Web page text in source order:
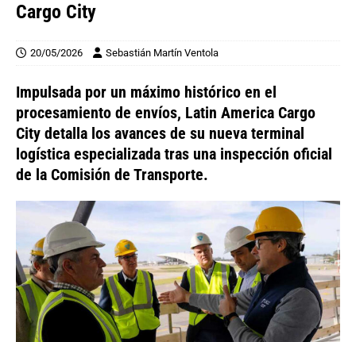
Cargo City
20/05/2026 Sebastián Martín Ventola
Impulsada por un máximo histórico en el
procesamiento de envíos, Latin America Cargo
City detalla los avances de su nueva terminal
logística especializada tras una inspección oficial
de la Comisión de Transporte.